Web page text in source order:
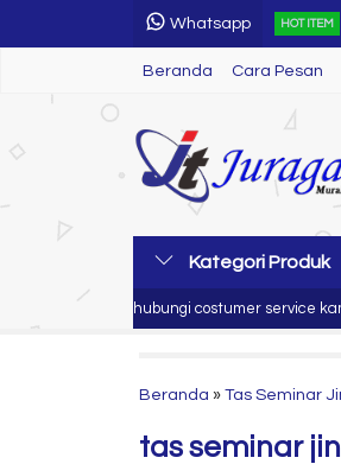
Whatsapp HOT ITEM
Beranda Cara Pesan
Kategori Produk
Silahkan hubungi costumer service kami
Beranda » Tas Seminar
tas seminar